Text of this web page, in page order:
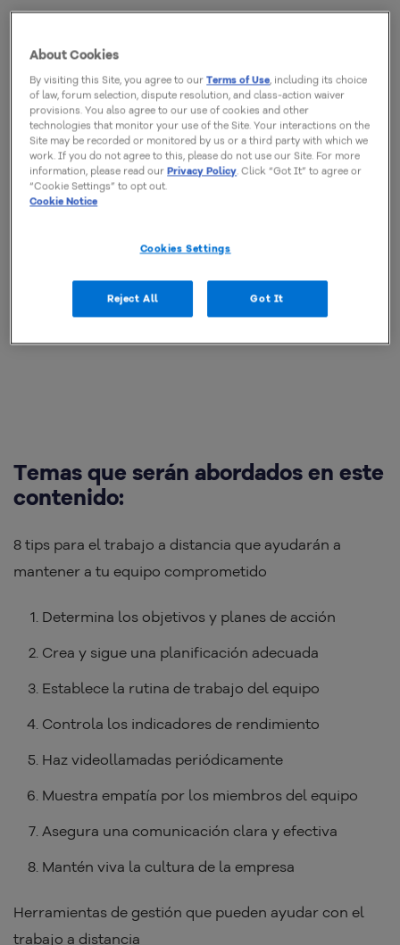
Sin embargo, los desafíos del trabajo a distancia no
son pocos. Al fin y al cabo, es necesario promover
acciones para mantener el rendimiento y la
productividad de los equipos en alta.La buena noticia
es que los contratiempos pueden superarse con una
vigilancia eficaz y estrategias apropiadas.
Después de todo, ¿cómo pueden las pymes ayudar a
cuando la oficina en casa se ha convertido en una
realidad aún más presente? Sigue leyendo y echa un
vistazo a nuestros tips para el trabajo a distancia.
Temas que serán abordados en este
contenido:
8 tips para el trabajo a distancia que ayudarán a
mantener a tu equipo comprometido
Determina los objetivos y planes de acción
Crea y sigue una planificación adecuada
Establece la rutina de trabajo del equipo
Controla los indicadores de rendimiento
Haz videollamadas periódicamente
Muestra empatía por los miembros del equipo
Asegura una comunicación clara y efectiva
Mantén viva la cultura de la empresa
Herramientas de gestión que pueden ayudar con el
trabajo a distancia
About Cookies
By visiting this Site, you agree to ourTerms of Use, including its choice
of law, forum selection, dispute resolution, and class-action waiver
provisions. You also agree to our use of cookies and other
technologies that monitor your use of the Site. Your interactions on the
Site may be recorded or monitored by us or a third party with which we
work. If you do not agree to this, please do not use our Site. For more
information, please read ourPrivacy Policy. Click “Got It” to agree or
“Cookie Settings” to opt out.
Cookie Notice
Cookies Settings
Reject All Got It